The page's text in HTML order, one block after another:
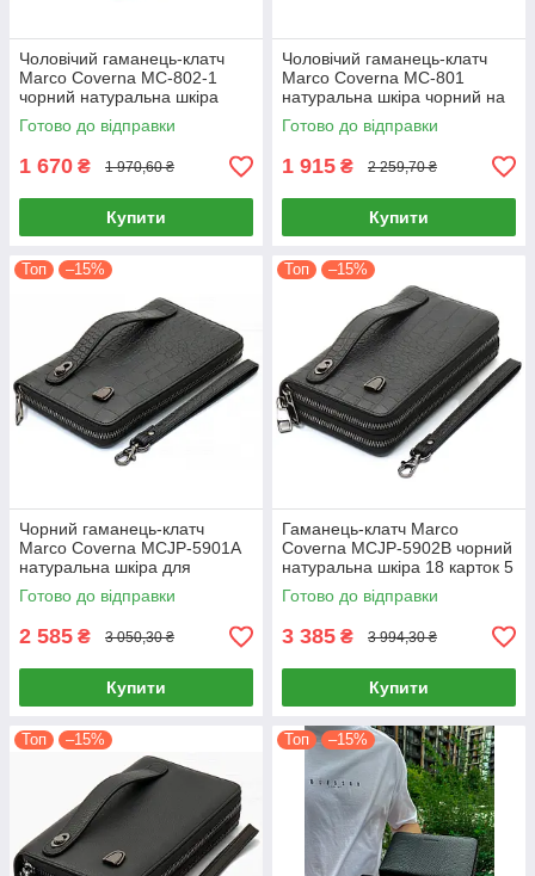
Чоловічий гаманець-клатч
Marco Coverna MC-802-1
чорний натуральна шкіра
блискавка для карток та
купюр
Готово до відправки
1 670 ₴ 1 970,60 ₴
Купити
Чоловічий гаманець-клатч
Marco Coverna MC-801
натуральна шкіра чорний на
дві блискавки
Готово до відправки
1 915 ₴ 2 259,70 ₴
Купити
Топ –15%
Чорний гаманець-клатч
Marco Coverna MCJP-5901A
натуральна шкіра для
чоловіків з відділенням для
карток
Готово до відправки
2 585 ₴ 3 050,30 ₴
Купити
Топ –15%
Гаманець-клатч Marco
Coverna MCJP-5902B чорний
натуральна шкіра 18 карток 5
відділень чоловічий
Готово до відправки
3 385 ₴ 3 994,30 ₴
Купити
Топ –15% Топ –15%